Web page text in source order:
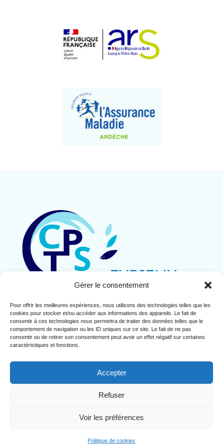
Gérer le consentement
Pour offrir les meilleures expériences, nous utilisons des technologies telles que les
cookies pour stocker et/ou accéder aux informations des appareils. Le fait de
consentir à ces technologies nous permettra de traiter des données telles que le
comportement de navigation ou les ID uniques sur ce site. Le fait de ne pas
consentir ou de retirer son consentement peut avoir un effet négatif sur certaines
caractéristiques et fonctions.
Accepter
Refuser
Voir les préférences
Politique de cookies
Contact
Mentions légales
Politique de cookies (UE)